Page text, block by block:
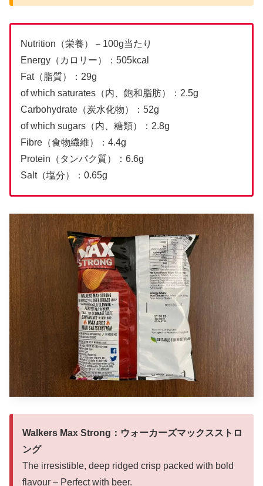
Nutrition（栄養）－100g当たり
Energy（カロリー）：505kcal
Fat（脂質）：29g
of which saturates（内、飽和脂肪）：2.5g
Carbohydrate（炭水化物）：52g
of which sugars（内、糖類）：2.8g
Fibre（食物繊維）：4.4g
Protein（タンパク質）：6.6g
Salt（塩分）：0.65g
Walkers Max Strong：ウォーカーズマックスストロ
ング
The irresistible, deep ridged crisp packed with bold
flavour – Perfect with beer.